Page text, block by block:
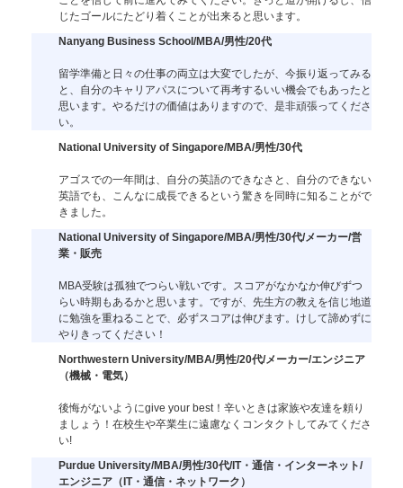
じたゴールにたどり着くことが出来ると思います。
Nanyang Business School/MBA/男性/20代
留学準備と日々の仕事の両立は大変でしたが、今振り返ってみる
と、自分のキャリアパスについて再考するいい機会でもあったと
思います。やるだけの価値はありますので、是非頑張ってくださ
い。
National University of Singapore/MBA/男性/30代
アゴスでの一年間は、自分の英語のできなさと、自分のできない
英語でも、こんなに成長できるという驚きを同時に知ることがで
きました。
National University of Singapore/MBA/男性/30代/メーカー/営
業・販売
MBA受験は孤独でつらい戦いです。スコアがなかなか伸びずつ
らい時期もあるかと思います。ですが、先生方の教えを信じ地道
に勉強を重ねることで、必ずスコアは伸びます。けして諦めずに
やりきってください！
Northwestern University/MBA/男性/20代/メーカー/エンジニア
（機械・電気）
後悔がないようにgive your best！辛いときは家族や友達を頼り
ましょう！在校生や卒業生に遠慮なくコンタクトしてみてくださ
い!
Purdue University/MBA/男性/30代/IT・通信・インターネット/
エンジニア（IT・通信・ネットワーク）